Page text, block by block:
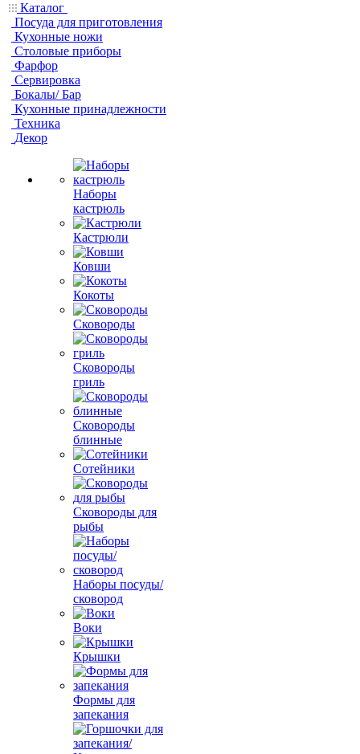
Каталог
Посуда для приготовления
Кухонные ножи
Столовые приборы
Фарфор
Сервировка
Бокалы/ Бар
Кухонные принадлежности
Техника
Декор
Наборы
кастрюль
Кастрюли
Ковши
Кокоты
Сковороды
Сковороды
гриль
Сковороды
блинные
Сотейники
Сковороды для
рыбы
Наборы посуды/
сковород
Воки
Крышки
Формы для
запекания